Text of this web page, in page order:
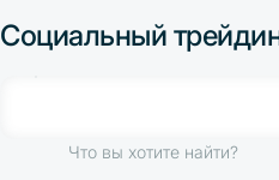
Социальный
Что вы хотите найти?